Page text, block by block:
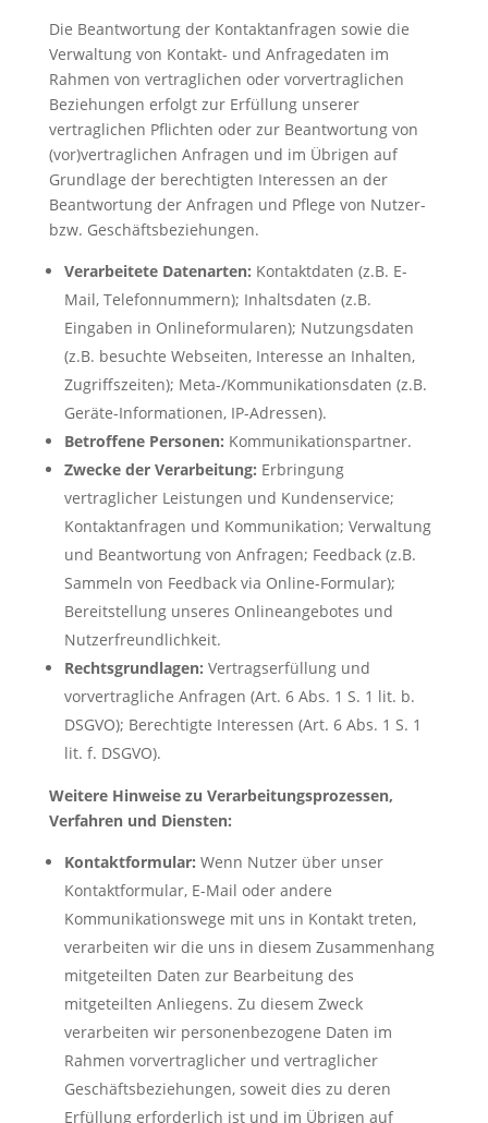
Die Beantwortung der Kontaktanfragen sowie die
Verwaltung von Kontakt- und Anfragedaten im
Rahmen von vertraglichen oder vorvertraglichen
Beziehungen erfolgt zur Erfüllung unserer
vertraglichen Pflichten oder zur Beantwortung von
(vor)vertraglichen Anfragen und im Übrigen auf
Grundlage der berechtigten Interessen an der
Beantwortung der Anfragen und Pflege von Nutzer-
bzw. Geschäftsbeziehungen.
Verarbeitete Datenarten: Kontaktdaten (z.B. E-
Mail, Telefonnummern); Inhaltsdaten (z.B.
Eingaben in Onlineformularen); Nutzungsdaten
(z.B. besuchte Webseiten, Interesse an Inhalten,
Zugriffszeiten); Meta-/Kommunikationsdaten (z.B.
Geräte-Informationen, IP-Adressen).
Betroffene Personen: Kommunikationspartner.
Zwecke der Verarbeitung: Erbringung
vertraglicher Leistungen und Kundenservice;
Kontaktanfragen und Kommunikation; Verwaltung
und Beantwortung von Anfragen; Feedback (z.B.
Sammeln von Feedback via Online-Formular);
Bereitstellung unseres Onlineangebotes und
Nutzerfreundlichkeit.
Rechtsgrundlagen: Vertragserfüllung und
vorvertragliche Anfragen (Art. 6 Abs. 1 S. 1 lit. b.
DSGVO); Berechtigte Interessen (Art. 6 Abs. 1 S. 1
lit. f. DSGVO).
Weitere Hinweise zu Verarbeitungsprozessen,
Verfahren und Diensten:
Kontaktformular: Wenn Nutzer über unser
Kontaktformular, E-Mail oder andere
Kommunikationswege mit uns in Kontakt treten,
verarbeiten wir die uns in diesem Zusammenhang
mitgeteilten Daten zur Bearbeitung des
mitgeteilten Anliegens. Zu diesem Zweck
verarbeiten wir personenbezogene Daten im
Rahmen vorvertraglicher und vertraglicher
Geschäftsbeziehungen, soweit dies zu deren
Erfüllung erforderlich ist und im Übrigen auf